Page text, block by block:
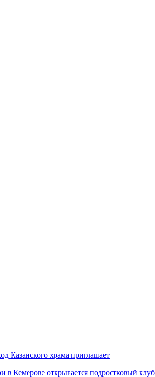
Казанского храма приглашает
Кемерове открывается подростковый клуб